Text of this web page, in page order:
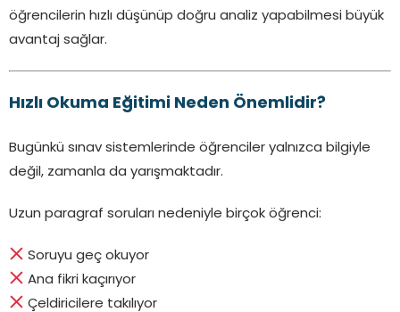
öğrencilerin hızlı düşünüp doğru analiz yapabilmesi büyük
avantaj sağlar.
Hızlı Okuma Eğitimi Neden Önemlidir?
Bugünkü sınav sistemlerinde öğrenciler yalnızca bilgiyle
değil, zamanla da yarışmaktadır.
Uzun paragraf soruları nedeniyle birçok öğrenci:
Soruyu geç okuyor
Ana fikri kaçırıyor
Çeldiricilere takılıyor